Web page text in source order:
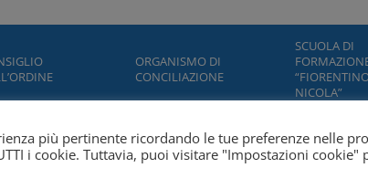
ORGANISMO DI
CONCILIAZIONE
SCUOLA DI
NICOLA”
più pertinente ricordando le tue preferenze nelle
i cookie. Tuttavia, puoi visitare "Impostazioni cookie"